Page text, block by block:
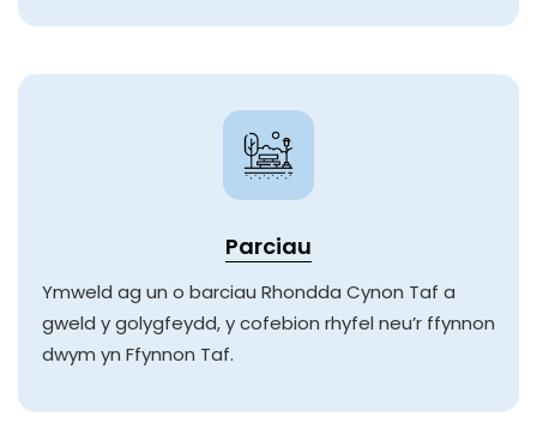
Parciau
Ymweld ag un o barciau Rhondda Cynon Taf a
gweld y golygfeydd, y cofebion rhyfel neu’r ffynnon
dwym yn Ffynnon Taf.